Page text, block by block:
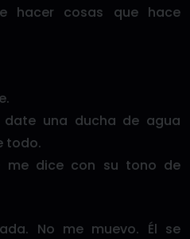
hacer cosas que hace
una ducha de agua
todo.
me dice con su tono de
No me muevo. Él se